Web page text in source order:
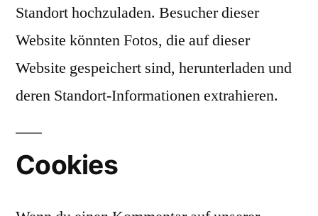
Standort hochzuladen. Besucher dieser
Website könnten Fotos, die auf dieser
Website gespeichert sind, herunterladen und
deren Standort-Informationen extrahieren.
Cookies